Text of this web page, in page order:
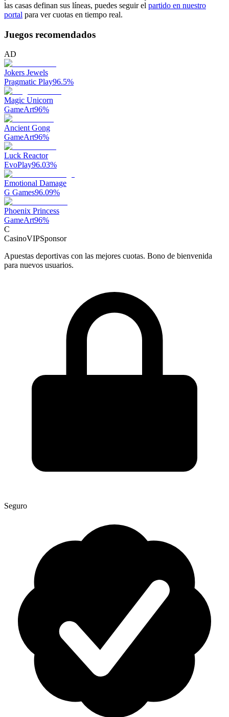
las casas definan sus líneas, puedes seguir el partido en nuestro
portal para ver cuotas en tiempo real.
Juegos recomendados
AD
Jokers Jewels
Pragmatic Play96.5%
Magic Unicorn
GameArt96%
Ancient Gong
GameArt96%
Luck Reactor
EvoPlay96.03%
Emotional Damage
G Games96.09%
Phoenix Princess
GameArt96%
C
CasinoVIPSponsor
Apuestas deportivas con las mejores cuotas. Bono de bienvenida
para nuevos usuarios.
Seguro